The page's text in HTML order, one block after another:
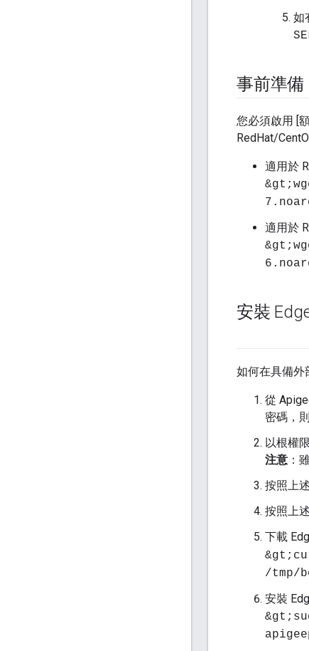
如
事前準備
您必須啟用 [
RedHat/
適用於
適用於
安裝
如何在具備外
從
密碼，
以根權
注意 ：
按照上
按照上
下載
/tmp/
安裝